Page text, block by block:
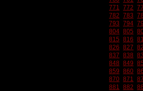
771 772
782 783
793 794
804 805
815 816
826 827
837 838
848 849
859 860
870 871
881 882